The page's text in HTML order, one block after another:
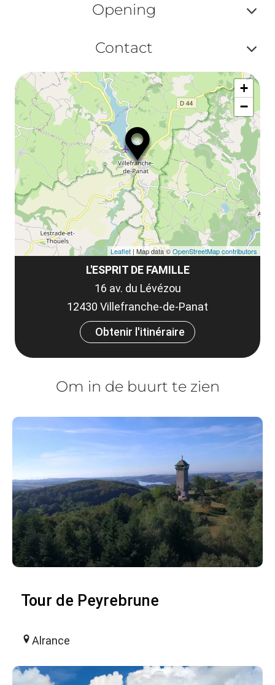
ou
Opening
ou
et
Contact
ou
L'ESPRIT DE FAMILLE
16 av. du Lévézou
12430 Villefranche-de-Panat
Obtenir l'itinéraire
+
−
Leaflet| Map data ©OpenStreetMap contributors
Om in de buurt te zien
Tour de Peyrebrune
Alrance